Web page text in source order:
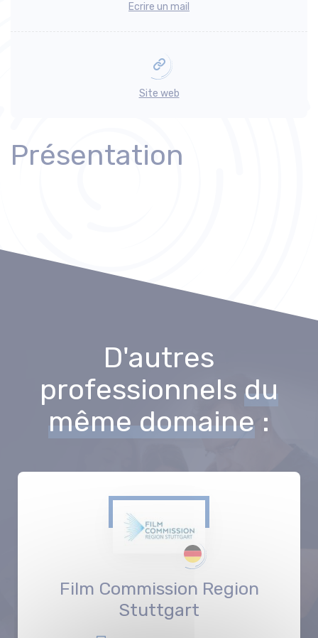
Ecrire un mail
Site web
Présentation
D'autres
professionnels du
même domaine :
Film Commission Region
Stuttgart